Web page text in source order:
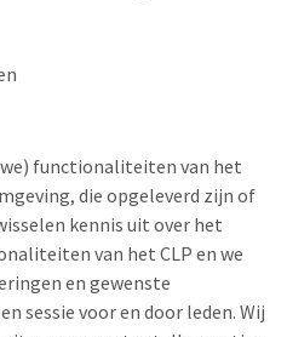
functionaliteiten van het
die opgeleverd zijn of
kennis uit over het
van het CLP en we
en gewenste
sessie voor en door leden. Wij